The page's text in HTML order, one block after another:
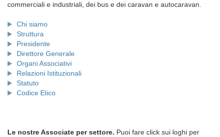
commerciali e industriali, dei bus e dei caravan e autocaravan.
Chi siamo
Struttura
Presidente
Direttore Generale
Organi Associativi
Relazioni Istituzionali
Statuto
Codice Etico
Le nostre Associate per settore. Puoi fare click sui loghi per